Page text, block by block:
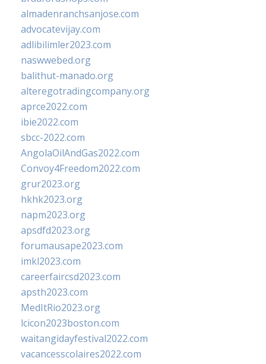
almadenranchsanjose.com
advocatevijay.com
adlibilimler2023.com
naswwebed.org
balithut-manado.org
alteregotradingcompany.org
aprce2022.com
ibie2022.com
sbcc-2022.com
AngolaOilAndGas2022.com
Convoy4Freedom2022.com
grur2023.org
hkhk2023.org
napm2023.org
apsdfd2023.org
forumausape2023.com
imkl2023.com
careerfaircsd2023.com
apsth2023.com
MedItRio2023.org
lcicon2023boston.com
waitangidayfestival2022.com
vacancesscolaires2022.com